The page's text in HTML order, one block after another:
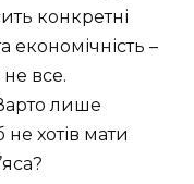
конкретні
економічність –
не все.
лише
хотів мати